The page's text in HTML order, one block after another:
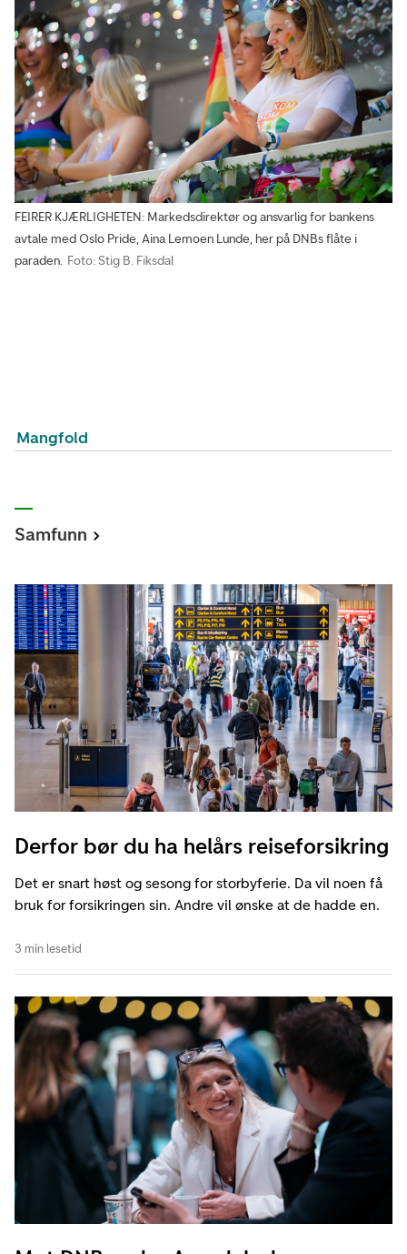
FEIRER KJÆRLIGHETEN: Markedsdirektør og ansvarlig for bankens
avtale med Oslo Pride, Aina Lemoen Lunde, her på DNBs flåte i
paraden. Foto: Stig B. Fiksdal
Mangfold
Samfunn
Derfor bør du ha helårs reiseforsikring
Det er snart høst og sesong for storbyferie. Da vil noen få
bruk for forsikringen sin. Andre vil ønske at de hadde en.
3 min lesetid